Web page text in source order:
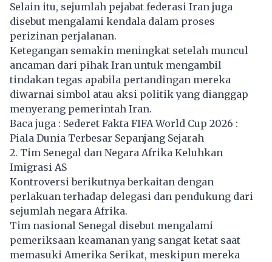
Selain itu, sejumlah pejabat federasi Iran juga
disebut mengalami kendala dalam proses
perizinan perjalanan.
Ketegangan semakin meningkat setelah muncul
ancaman dari pihak Iran untuk mengambil
tindakan tegas apabila pertandingan mereka
diwarnai simbol atau aksi politik yang dianggap
menyerang pemerintah Iran.
Baca juga : Sederet Fakta FIFA World Cup 2026 :
Piala Dunia Terbesar Sepanjang Sejarah
2. Tim Senegal dan Negara Afrika Keluhkan
Imigrasi AS
Kontroversi berikutnya berkaitan dengan
perlakuan terhadap delegasi dan pendukung dari
sejumlah negara Afrika.
Tim nasional Senegal disebut mengalami
pemeriksaan keamanan yang sangat ketat saat
memasuki Amerika Serikat, meskipun mereka